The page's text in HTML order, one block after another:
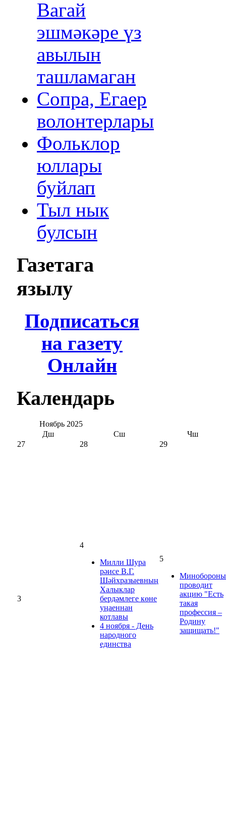
Вагай
эшмәкәре үз
авылын
ташламаган
Сопра, Егаер
волонтерлары
Фольклор
юллары
буйлап
Тыл нык
булсын
Газетага
язылу
Подписаться
на газету
Онлайн
Календарь
Ноябрь 2025
Дш
Сш
Чш
27
28 29
3
4
Милли Шура
рәисе В.Г.
Шәйхразыевның
Халыклар
бердәмлеге көне
уңаеннан
котлавы
4 ноября - День
народного
единства
5
Минобороны
проводит
акцию "Есть
такая
профессия –
Родину
защищать!"